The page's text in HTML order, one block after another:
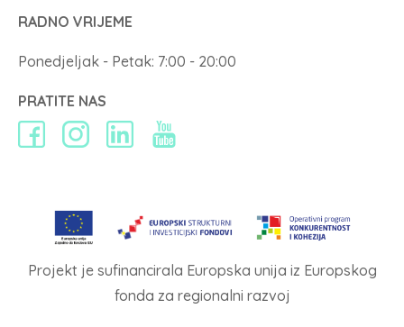
RADNO VRIJEME
Ponedjeljak - Petak: 7:00 - 20:00
PRATITE NAS
Projekt je sufinancirala Europska unija iz Europskog
fonda za regionalni razvoj